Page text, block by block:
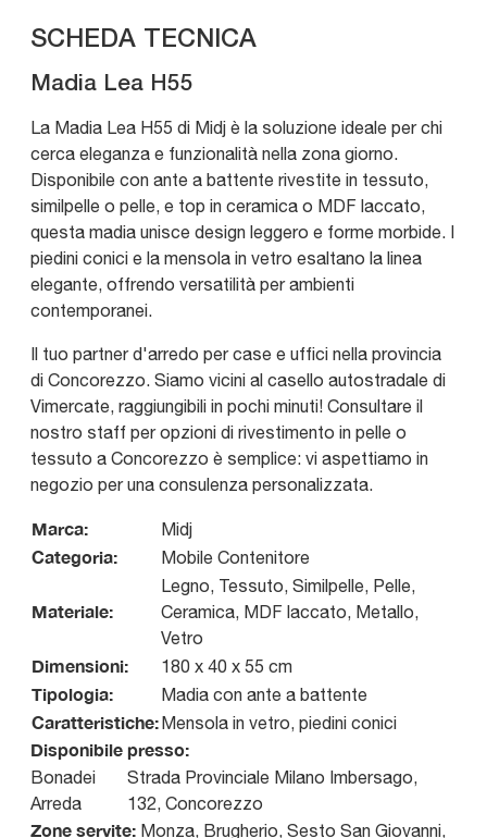
SCHEDA TECNICA
Madia Lea H55
La Madia Lea H55 di Midj è la soluzione ideale per chi
cerca eleganza e funzionalità nella zona giorno.
Disponibile con ante a battente rivestite in tessuto,
similpelle o pelle, e top in ceramica o MDF laccato,
questa madia unisce design leggero e forme morbide. I
piedini conici e la mensola in vetro esaltano la linea
elegante, offrendo versatilità per ambienti
contemporanei.
Il tuo partner d'arredo per case e uffici nella provincia
di Concorezzo. Siamo vicini al casello autostradale di
Vimercate, raggiungibili in pochi minuti! Consultare il
nostro staff per opzioni di rivestimento in pelle o
tessuto a Concorezzo è semplice: vi aspettiamo in
negozio per una consulenza personalizzata.
Marca: Midj
Categoria: Mobile Contenitore
Materiale:
Legno, Tessuto, Similpelle, Pelle,
Ceramica, MDF laccato, Metallo,
Vetro
Dimensioni: 180 x 40 x 55 cm
Tipologia: Madia con ante a battente
Caratteristiche:Mensola in vetro, piedini conici
Disponibile presso:
Bonadei
Arreda
Strada Provinciale Milano Imbersago,
132, Concorezzo
Zone servite: Monza, Brugherio, Sesto San Giovanni,